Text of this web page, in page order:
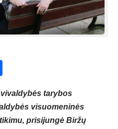
tarybos
visuomeninės
prisijungė Biržų